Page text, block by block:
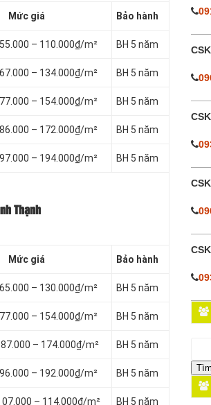
Mức giá Bảo hành
– 110.000₫/m² BH 5 năm
– 134.000₫/m² BH 5 năm
– 154.000₫/m² BH 5 năm
– 172.000₫/m² BH 5 năm
– 194.000₫/m² BH 5 năm
Thạnh
Mức giá Bảo hành
– 130.000₫/m² BH 5 năm
– 154.000₫/m² BH 5 năm
– 174.000₫/m² BH 5 năm
– 192.000₫/m² BH 5 năm
– 114.000₫/m² BH 5 năm
cho: